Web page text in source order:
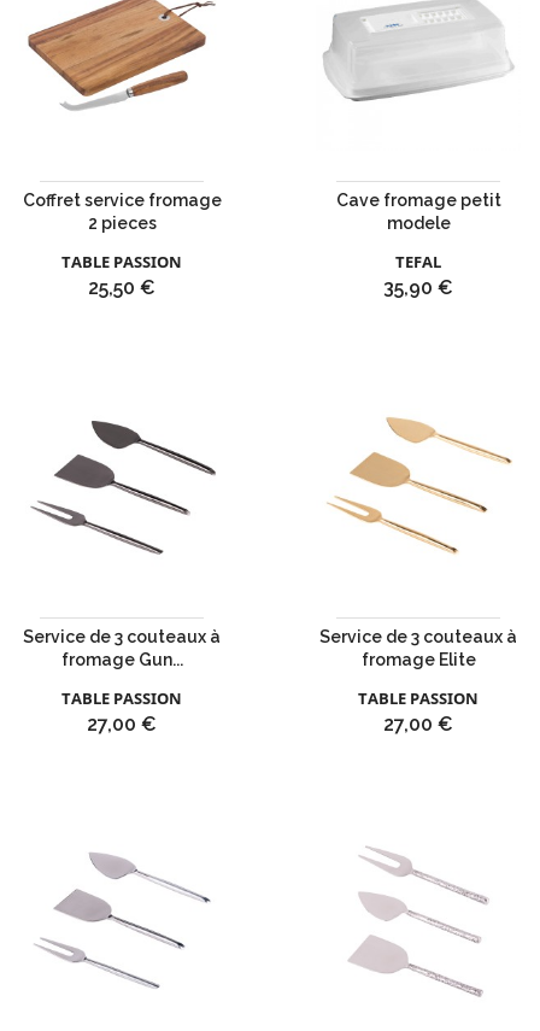
Coffret service fromage
2 pieces
TABLE PASSION
Prix
25,50 €
Cave fromage petit
modele
TEFAL
Prix
35,90 €
Service de 3 couteaux à
fromage Gun...
TABLE PASSION
Prix
27,00 €
Service de 3 couteaux à
fromage Elite
TABLE PASSION
Prix
27,00 €